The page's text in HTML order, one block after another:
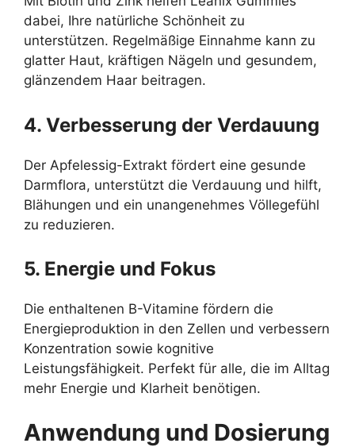
dabei, Ihre natürliche Schönheit zu
unterstützen. Regelmäßige Einnahme kann zu
glatter Haut, kräftigen Nägeln und gesundem,
glänzendem Haar beitragen.
4. Verbesserung der Verdauung
Der Apfelessig-Extrakt fördert eine gesunde
Darmflora, unterstützt die Verdauung und hilft,
Blähungen und ein unangenehmes Völlegefühl
zu reduzieren.
5. Energie und Fokus
Die enthaltenen B-Vitamine fördern die
Energieproduktion in den Zellen und verbessern
Konzentration sowie kognitive
Leistungsfähigkeit. Perfekt für alle, die im Alltag
mehr Energie und Klarheit benötigen.
Anwendung und Dosierung